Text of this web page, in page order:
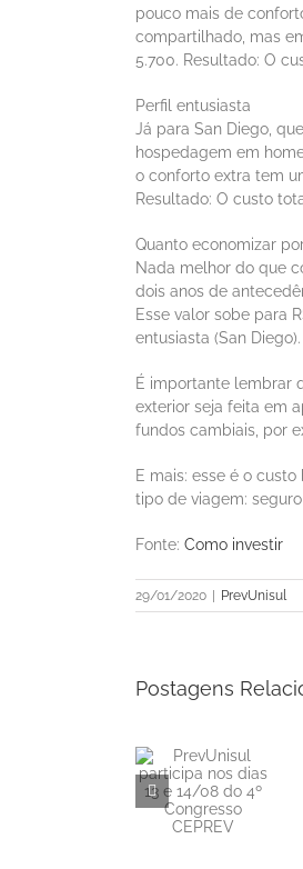
pouco mais de
compartilhado, mas
5.700. Resultado: O
Perfil entusiasta
Já para San Diego,
hospedagem em
o conforto extra tem
Resultado: O custo
Quanto economizar
Nada melhor do que
dois anos de
Esse valor sobe para
entusiasta (San Diego).
É importante lembrar
exterior seja feita em
fundos cambiais, por
E mais: esse é o
tipo de viagem:
Fonte: Como investir
29/01/2020 PrevUnisul
Postagens
Feliz Dia dos
Avós!